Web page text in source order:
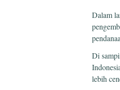
Dalam
Di
lebih